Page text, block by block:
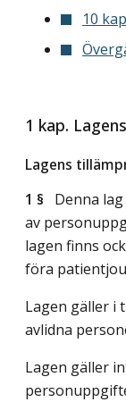
10
1 kap.
Lagens
1 § Denna
av
lagen finns
föra
Lagen gäller i
avlidna
Lagen gäller